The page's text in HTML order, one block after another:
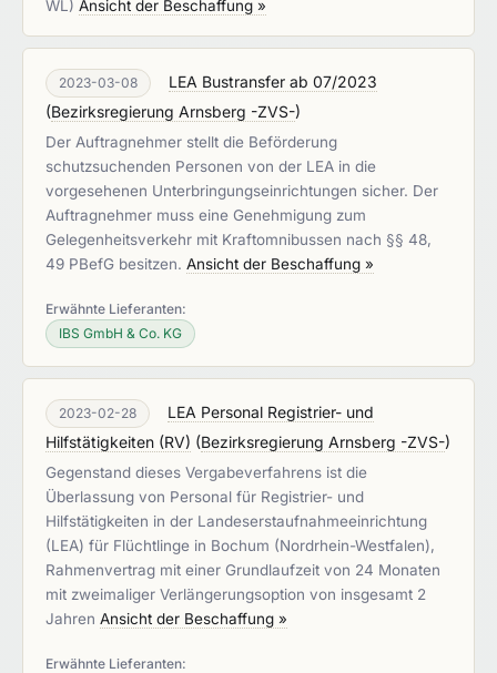
WL) Ansicht der Beschaffung »
2023-03-08
LEA Bustransfer ab 07/2023
(Bezirksregierung Arnsberg -ZVS-)
Der Auftragnehmer stellt die Beförderung
schutzsuchenden Personen von der LEA in die
vorgesehenen Unterbringungseinrichtungen sicher. Der
Auftragnehmer muss eine Genehmigung zum
Gelegenheitsverkehr mit Kraftomnibussen nach §§ 48,
49 PBefG besitzen. Ansicht der Beschaffung »
Erwähnte Lieferanten:
IBS GmbH & Co. KG
2023-02-28
LEA Personal Registrier- und
Hilfstätigkeiten (RV) (Bezirksregierung Arnsberg -ZVS-)
Gegenstand dieses Vergabeverfahrens ist die
Überlassung von Personal für Registrier- und
Hilfstätigkeiten in der Landeserstaufnahmeeinrichtung
(LEA) für Flüchtlinge in Bochum (Nordrhein-Westfalen),
Rahmenvertrag mit einer Grundlaufzeit von 24 Monaten
mit zweimaliger Verlängerungsoption von insgesamt 2
Jahren Ansicht der Beschaffung »
Erwähnte Lieferanten: